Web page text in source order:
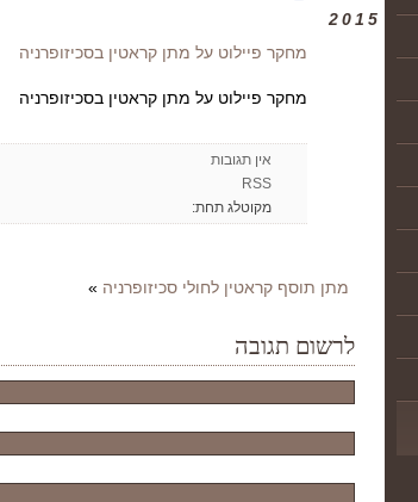
2015
מחקר פיילוט על מתן קראטין בסכיזופרניה
מחקר פיילוט על מתן קראטין בסכיזופרניה
אין תגובות
RSS
מקוטלג תחת:
מתן תוסף קראטין לחולי סכיזופרניה »
לרשום תגובה